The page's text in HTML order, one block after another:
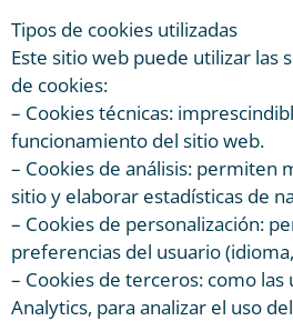
Tipos de cookies utilizadas
Este sitio web puede utilizar las
de cookies:
– Cookies técnicas:
funcionamiento del sitio web.
– Cookies de análisis: permiten
sitio y elaborar estadísticas de
– Cookies de personalización:
preferencias del usuario
– Cookies de terceros: como las
Analytics, para analizar el uso